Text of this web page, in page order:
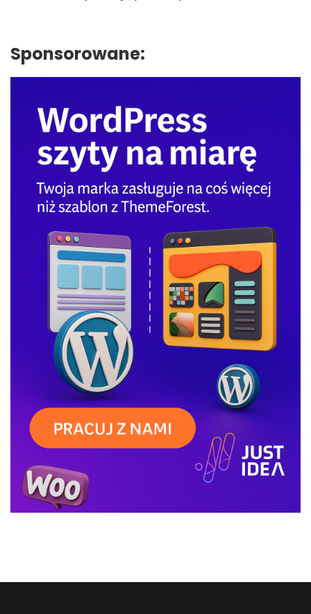
Sponsorowane: